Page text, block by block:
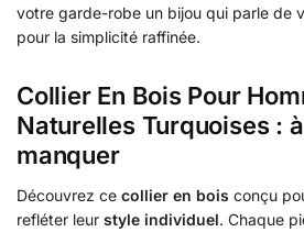
votre garde-robe un bijou qui parle de
pour la simplicité raffinée.
Collier En Bois Pour
Naturelles Turquoises :
manquer
Découvrez ce collier en bois conçu
refléter leur style individuel. Chaque